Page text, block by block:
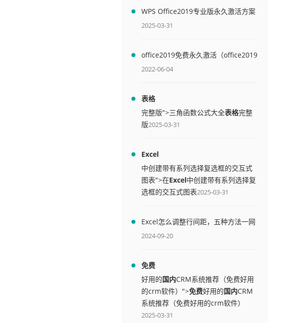
WPS Office2019专业版永久激活方案
(附终身授权序列号)
2025-03-31
office2019免费永久激活（office2019
免费永久激活码）
2022-06-04
表格
完整版">三角函数公式大全表格完整
版2025-03-31
Excel
中创建带有系列选择复选框的交互式
图表">在Excel中创建带有系列选择复
选框的交互式图表2025-03-31
Excel怎么调整行间距，五种方法一网
打尽
2024-09-20
免费
好用的国内CRM系统推荐（免费好用
的crm软件）">免费好用的国内CRM
系统推荐（免费好用的crm软件）
2025-03-31